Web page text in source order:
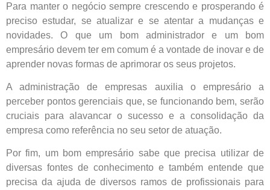
Para manter o negócio sempre crescendo e prosperando é
preciso estudar, se atualizar e se atentar a mudanças e
novidades. O que um bom administrador e um bom
empresário devem ter em comum é a vontade de inovar e de
aprender novas formas de aprimorar os seus projetos.
A administração de empresas auxilia o empresário a
perceber pontos gerenciais que, se funcionando bem, serão
cruciais para alavancar o sucesso e a consolidação da
empresa como referência no seu setor de atuação.
Por fim, um bom empresário sabe que precisa utilizar de
diversas fontes de conhecimento e também entende que
precisa da ajuda de diversos ramos de profissionais para